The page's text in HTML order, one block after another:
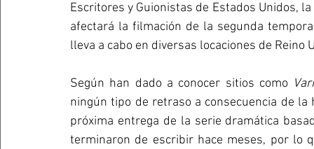
Escritores y Guionistas de Estados Unidos,
afectará la filmación de la segunda
lleva a cabo en diversas locaciones de Reino
Según han dado a conocer sitios como
ningún tipo de retraso a consecuencia de
próxima entrega de la serie dramática
terminaron de escribir hace meses, por lo